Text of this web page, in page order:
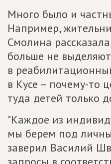
Много было и
Например,
Смолина
больше не
в
в Кусе – почему-то
туда детей только
"Каждое из
мы берем под
заверил Василий